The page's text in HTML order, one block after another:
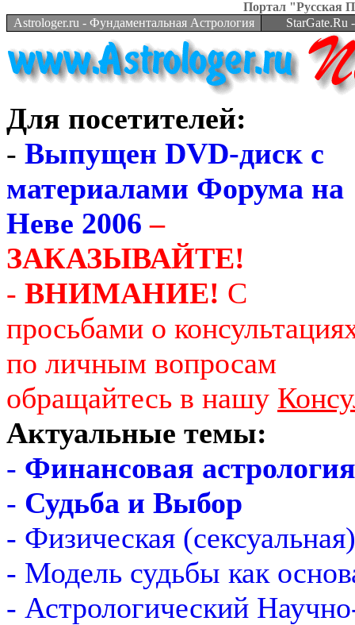
Портал "Русская
Astrologer.ru - Фундаментальная Астрология
StarGate.Ru
Для посетителей:
- Выпущен DVD-диск с
материалами Форума на
Неве 2006 –
ЗАКАЗЫВАЙТЕ!
- ВНИМАНИЕ! С
просьбами о
по личным вопросам
обращайтесь в нашу
Актуальные темы:
- Финансовая астрология
- Судьба и Выбор
- Физическая
- Модель судьбы как
- Астрологический